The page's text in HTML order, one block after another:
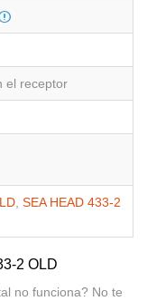
el receptor
, SEA HEAD 433-2
2 OLD
no funciona? No te